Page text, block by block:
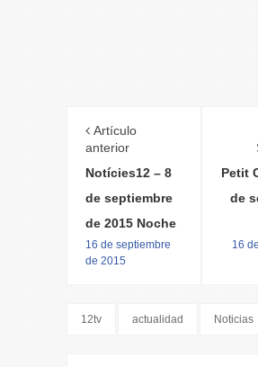
Artículo
anterior
Notícies12 – 8
de septiembre
de 2015 Noche
16 de septiembre
de 2015
Petit
de
16
12tv actualidad Noticias